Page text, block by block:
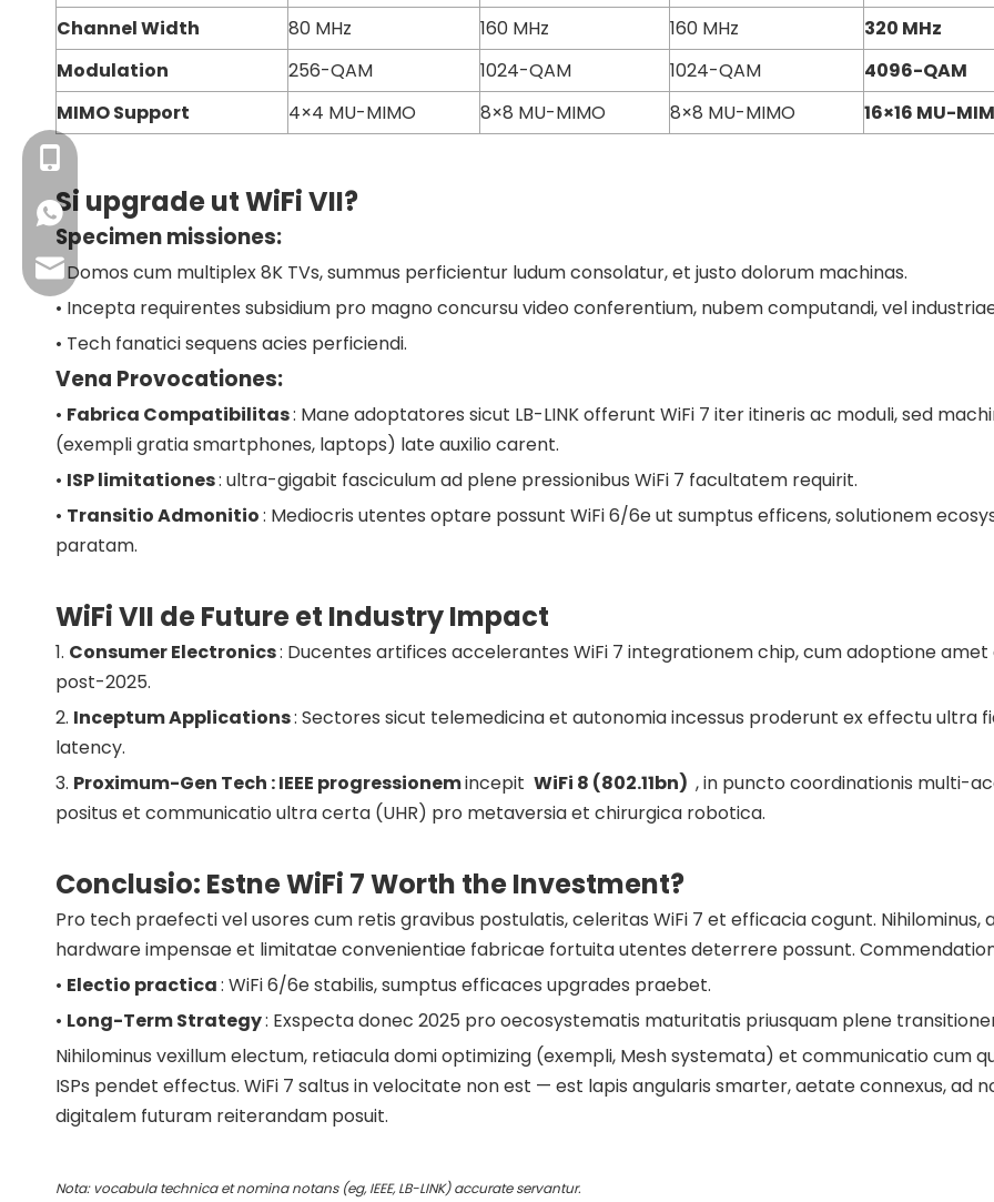
Channel Width
80 MHz 160 MHz 160 MHz
320 MHz
Modulation
256-QAM 1024-QAM 1024-QAM
4096-QAM
MIMO Support
4×4 MU-MIMO 8×8 MU-MIMO 8×8 MU-MIMO 16×16 MU-
Si upgrade ut WiFi VII?
Specimen missiones:
•Domos cum multiplex 8K TVs, summus perficientur ludum consolatur, et justo dolorum machinas.
• Incepta requirentes subsidium pro magno concursu video conferentium, nubem computandi, vel
• Tech fanatici sequens acies perficiendi.
Vena Provocationes:
• Fabrica Compatibilitas: Mane adoptatores sicut LB-LINK offerunt WiFi 7 iter itineris ac moduli, sed
(exempli gratia smartphones, laptops) late auxilio carent.
• ISP limitationes: ultra-gigabit fasciculum ad plene pressionibus WiFi 7 facultatem requirit.
• Transitio Admonitio: Mediocris utentes optare possunt WiFi 6/6e ut sumptus efficens, solutionem
paratam.
WiFi VII de Future et Industry Impact
1. Consumer Electronics: Ducentes artifices accelerantes WiFi 7 integrationem chip, cum adoptione
post-2025.
2. Inceptum Applications: Sectores sicut telemedicina et autonomia incessus proderunt ex effectu ultra
latency.
3. Proximum-Gen Tech : IEEE progressionemincepit WiFi 8 (802.11bn) , in puncto coordinationis multi-
positus et communicatio ultra certa (UHR) pro metaversia et chirurgica robotica.
Conclusio: Estne WiFi 7 Worth the Investment?
Pro tech praefecti vel usores cum retis gravibus postulatis, celeritas WiFi 7 et efficacia cogunt. Nihilominus,
hardware impensae et limitatae convenientiae fabricae fortuita utentes deterrere possunt.
• Electio practica: WiFi 6/6e stabilis, sumptus efficaces upgrades praebet.
• Long-Term Strategy: Exspecta donec 2025 pro oecosystematis maturitatis priusquam plene
Nihilominus vexillum electum, retiacula domi optimizing (exempli, Mesh systemata) et communicatio cum
ISPs pendet effectus. WiFi 7 saltus in velocitate non est — est lapis angularis smarter, aetate connexus, ad
digitalem futuram reiterandam posuit.
Nota: vocabula technica et nomina notans (eg, IEEE, LB-LINK) accurate servantur.
+86 13923714138
Negotium Email: sales@lb-link.com
Technical firmamentum: info@lb-link.com
Querela inscriptio: complain@lb-link.com